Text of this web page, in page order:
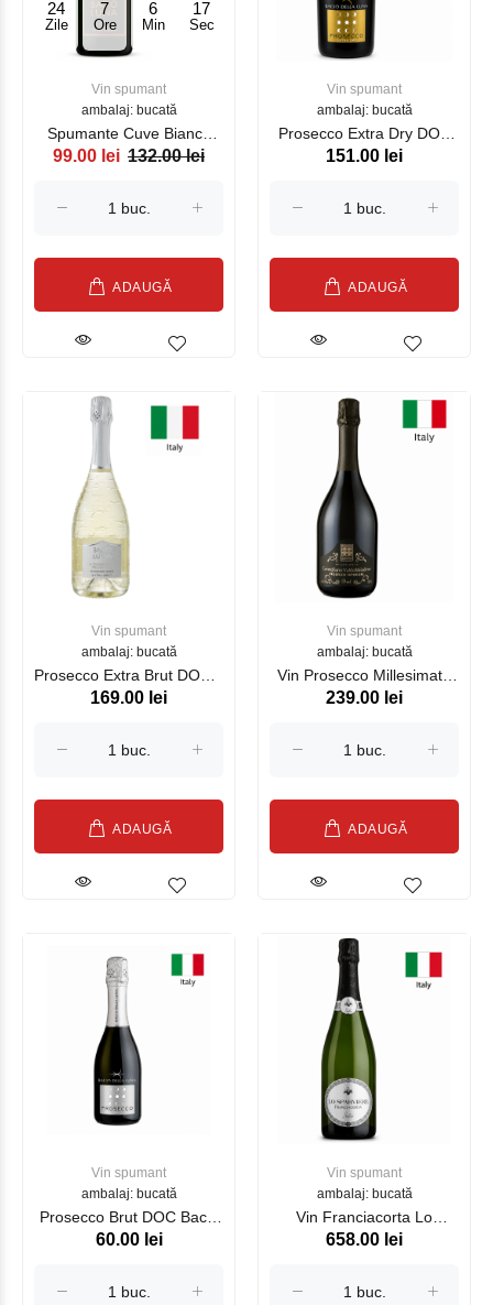
24
Zile
7
Ore
6
Min
17
Sec
Vin spumant
ambalaj: bucată
Spumante Cuve Bianco
Bacio Della Luna 750 ml
99.00 lei 132.00 lei
ADAUGĂ
Vin spumant
ambalaj: bucată
Proseсco Extra Dry DOC
Bacio Della Luna 750 ml
151.00 lei
ADAUGĂ
Vin spumant
ambalaj: bucată
Proseсco Extra Brut DOCG
Valdobbiadene Bacio Della
169.00 lei
ADAUGĂ
Vin spumant
ambalaj: bucată
Vin Prosecco Millesimato
Brut Cecilia Beretta, 750
239.00 lei
ADAUGĂ
Vin spumant
ambalaj: bucată
Proseсco Brut DOC Bacio
Della Luna 200 ml
60.00 lei
Vin spumant
ambalaj: bucată
Vin Franciacorta Lo
Sparviere Brut Saten,
658.00 lei